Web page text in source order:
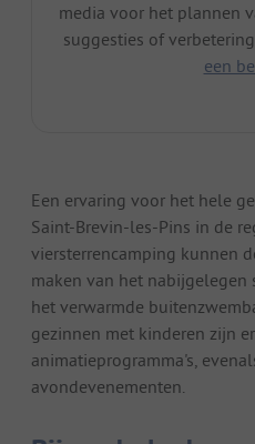
media voor het plannen
suggesties of
een
Een ervaring voor het hele
Saint-Brevin-les-Pins in de
viersterrencamping kunnen
maken van het nabijgelegen
het verwarmde
gezinnen met kinderen zijn
animatieprogramma's,
avondevenementen.